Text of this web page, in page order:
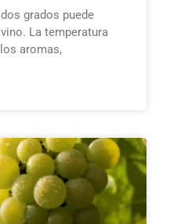
grados puede
La temperatura
aromas,